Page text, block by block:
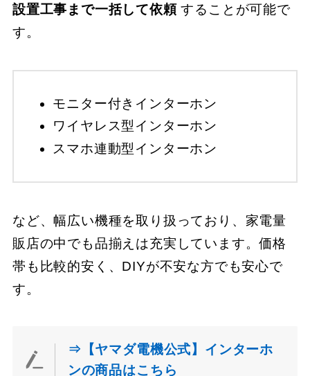
設置工事まで一括して依頼することが可能で
す。
モニター付きインターホン
ワイヤレス型インターホン
スマホ連動型インターホン
など、幅広い機種を取り扱っており、家電量
販店の中でも品揃えは充実しています。価格
帯も比較的安く、DIYが不安な方でも安心で
す。
⇒【ヤマダ電機公式】インターホ
ンの商品はこちら